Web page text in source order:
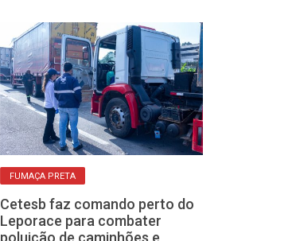
FUMAÇA PRETA
Cetesb faz comando perto do
Leporace para combater
poluição de caminhões e